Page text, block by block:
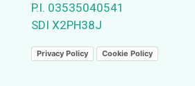
P.I. 03535040541
SDI X2PH38J
Privacy Policy Cookie Policy